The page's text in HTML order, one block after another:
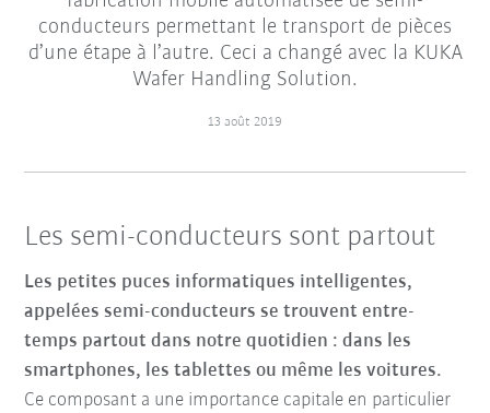
conducteurs permettant le transport de pièces
d’une étape à l’autre. Ceci a changé avec la KUKA
Wafer Handling Solution.
13 août 2019
Les semi-conducteurs sont partout
Les petites puces informatiques intelligentes,
appelées semi-conducteurs se trouvent entre-
temps partout dans notre quotidien : dans les
smartphones, les tablettes ou même les voitures.
Ce composant a une importance capitale en particulier